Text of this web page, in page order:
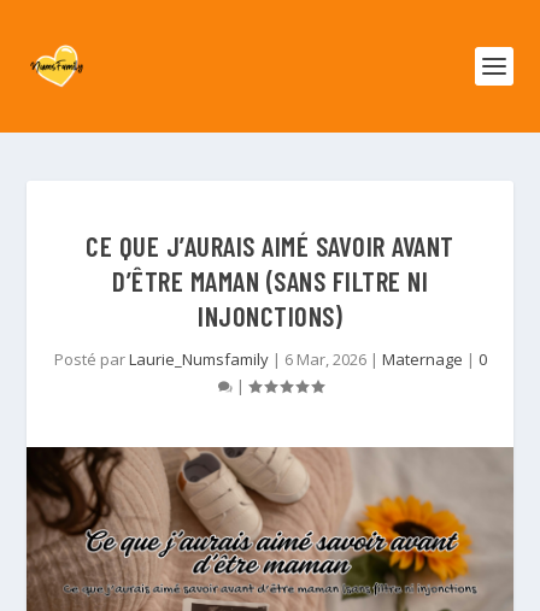
CE QUE J’AURAIS AIMÉ SAVOIR AVANT
D’ÊTRE MAMAN (SANS FILTRE NI
INJONCTIONS)
Posté parLaurie_Numsfamily| 6 Mar, 2026| Maternage | 0
|